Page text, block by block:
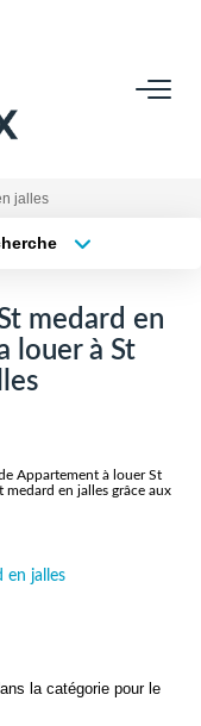
jalles
medard en
louer à St
Appartement à louer St
en jalles grâce aux
en jalles
la catégorie pour le